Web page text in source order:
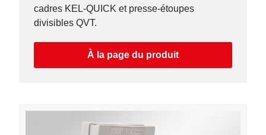
cadres KEL-QUICK et presse-étoupes
divisibles QVT.
À la page du produit